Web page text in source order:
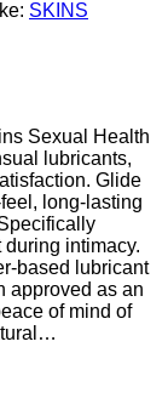
SKINS
Sexual Health
lubricants,
Glide
long-lasting
intimacy.
based lubricant
approved as an
of mind of